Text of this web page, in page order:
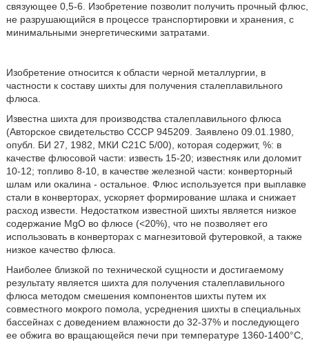
связующее 0,5-6. Изобретение позволит получить прочный флюс,
не разрушающийся в процессе транспортировки и хранения, с
минимальными энергетическими затратами.
Изобретение относится к области черной металлургии, в
частности к составу шихты для получения сталеплавильного
флюса.
Известна шихта для производства сталеплавильного флюса
(Авторское свидетельство СССР 945209. Заявлено 09.01.1980,
опубл. БИ 27, 1982, МКИ С21С 5/00), которая содержит, %: в
качестве флюсовой части: известь 15-20; известняк или доломит
10-12; топливо 8-10, в качестве железной части: конверторный
шлам или окалина - остальное. Флюс используется при выплавке
стали в конверторах, ускоряет формирование шлака и снижает
расход извести. Недостатком известной шихты является низкое
содержание MgO во флюсе (<20%), что не позволяет его
использовать в конверторах с магнезитовой футеровкой, а также
низкое качество флюса.
Наиболее близкой по технической сущности и достигаемому
результату является шихта для получения сталеплавильного
флюса методом смешения компонентов шихты путем их
совместного мокрого помола, усреднения шихты в специальных
бассейнах с доведением влажности до 32-37% и последующего
ее обжига во вращающейся печи при температуре 1360-1400°С,